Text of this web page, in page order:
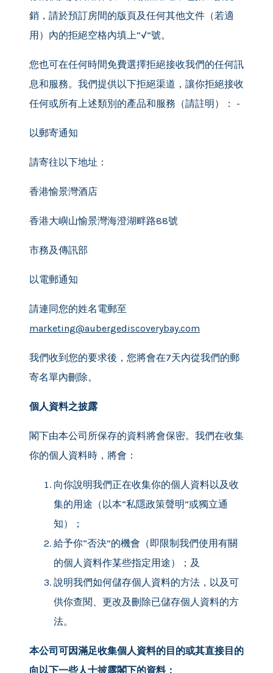
銷，請於預訂房間的版頁及任何其他文件（若適
用）內的拒絕空格內填上“√”號。
您也可在任何時間免費選擇拒絕接收我們的任何訊
息和服務。我們提供以下拒絕渠道，讓你拒絕接收
任何或所有上述類別的產品和服務（請註明）： -
以郵寄通知
請寄往以下地址：
香港愉景灣酒店
香港大嶼山愉景灣海澄湖畔路88號
市務及傳訊部
以電郵通知
請連同您的姓名電郵至
marketing@aubergediscoverybay.com
我們收到您的要求後，您將會在7天內從我們的郵
寄名單內刪除。
個人資料之披露
閣下由本公司所保存的資料將會保密。我們在收集
你的個人資料時，將會：
向你說明我們正在收集你的個人資料以及收
集的用途（以本“私隱政策聲明”或獨立通
知）；
給予你“否決”的機會（即限制我們使用有關
的個人資料作某些指定用途）；及
說明我們如何儲存個人資料的方法，以及可
供你查閱、更改及刪除已儲存個人資料的方
法。
本公司可因滿足收集個人資料的目的或其直接目的
向以下一些人士披露閣下的資料：